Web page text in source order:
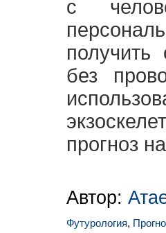
с
получить
без
прогноз
Автор:
Футурология,